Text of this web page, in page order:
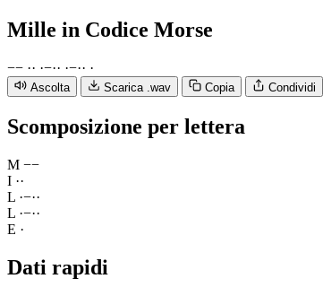
Mille in Codice Morse
−− ·· ·−·· ·−·· ·
Ascolta Scarica .wav Copia Condividi
Scomposizione per lettera
M −−
I ··
L ·−··
L ·−··
E ·
Dati rapidi